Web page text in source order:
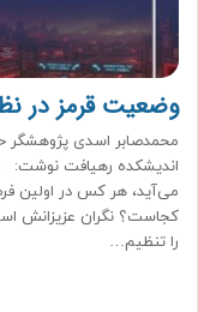
وضعیت قرمز در
محمدصابر اسدی پژوهشگر
اندیشکده رهیافت نوشت:
می‌آید، هر کس در اولین
کجاست؟ نگران عزیزانش
را تنظیم…